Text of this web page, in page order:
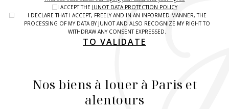
I ACCEPT THE JUNOT DATA PROTECTION POLICY
I DECLARE THAT I ACCEPT, FREELY AND IN AN INFORMED MANNER, THE
PROCESSING OF MY DATA BY JUNOT AND ALSO RECOGNIZE MY RIGHT TO
WITHDRAW ANY CONSENT EXPRESSED.
TO VALIDATE
Nos biens à louer à Paris et
alentours